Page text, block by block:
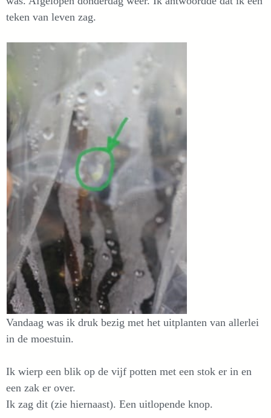
teken van leven zag.
Vandaag was ik druk bezig met het uitplanten van allerlei
in de moestuin.
Ik wierp een blik op de vijf potten met een stok er in en
een zak er over.
Ik zag dit (zie hiernaast). Een uitlopende knop.